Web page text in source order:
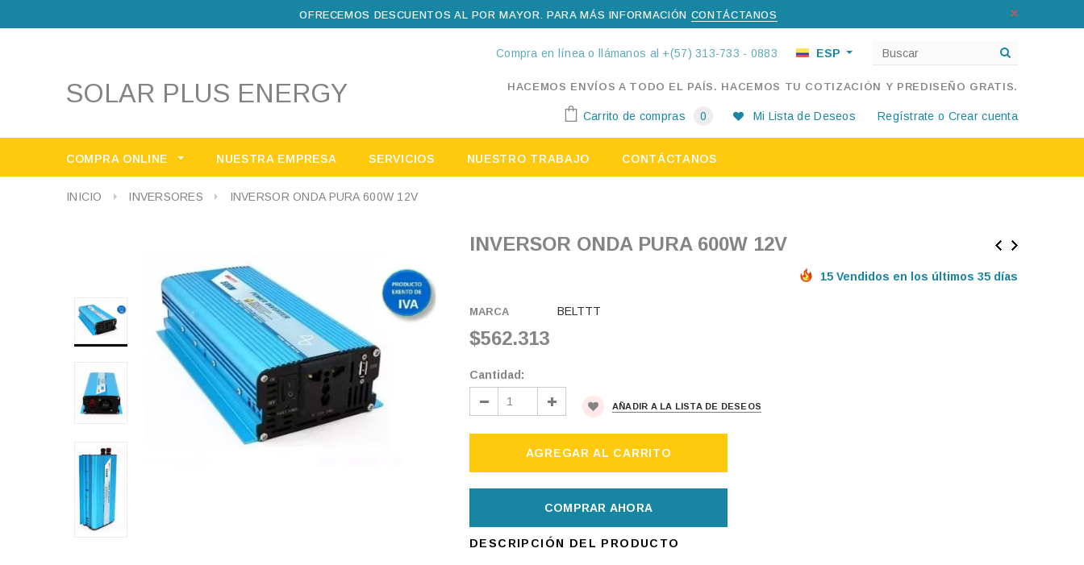
OFRECEMOS DESCUENTOS AL POR MAYOR. PARA MÁS INFORMACIÓN CONTÁCTANOS
ESP
Compra en línea o llámanos al +(57) 313-733 - 0883
SOLAR PLUS ENERGY HACEMOS ENVÍOS A TODO EL PAÍS. HACEMOS TU COTIZACIÓN Y PREDISEÑO GRATIS.
Mi Lista de Deseos Regístrate o Crear cuenta
Carrito de compras 0
COMPRA ONLINE NUESTRA EMPRESA SERVICIOS NUESTRO TRABAJO CONTÁCTANOS
INICIO INVERSORES INVERSOR ONDA PURA 600W 12V
INVERSOR ONDA PURA 600W 12V
15 Vendidos en los últimos 35 días
MARCA BELTTT
$562.313
Cantidad:
AÑADIR A LA LISTA DE DESEOS
COMPRAR AHORA
DESCRIPCIÓN DEL PRODUCTO